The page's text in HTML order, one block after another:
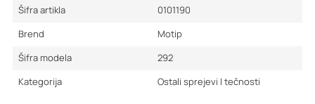
Šifra artikla
0101190
Brend
Motip
Šifra modela
292
Kategorija
Ostali sprejevi I tečnosti